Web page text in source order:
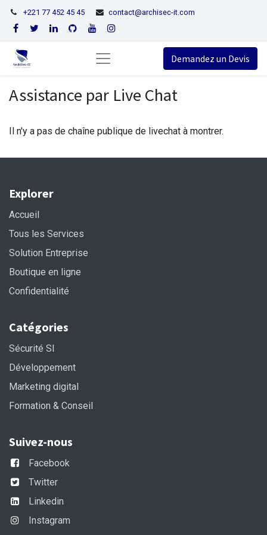
+221 77 452 45 45 contact@archisec-it.com
Demandez un Devis
Assistance par Live Chat
Il n'y a pas de chaîne publique de livechat à montrer.
Explorer
Accueil
Tous les Services
Solution Entreprise
Boutique en ligne
Confidentialité
Catégories
Sécurité SI
Développement
Marketing digital
Formation & Conseil
Suivez-nous
Facebook
Twitter
Linkedin
Instagram